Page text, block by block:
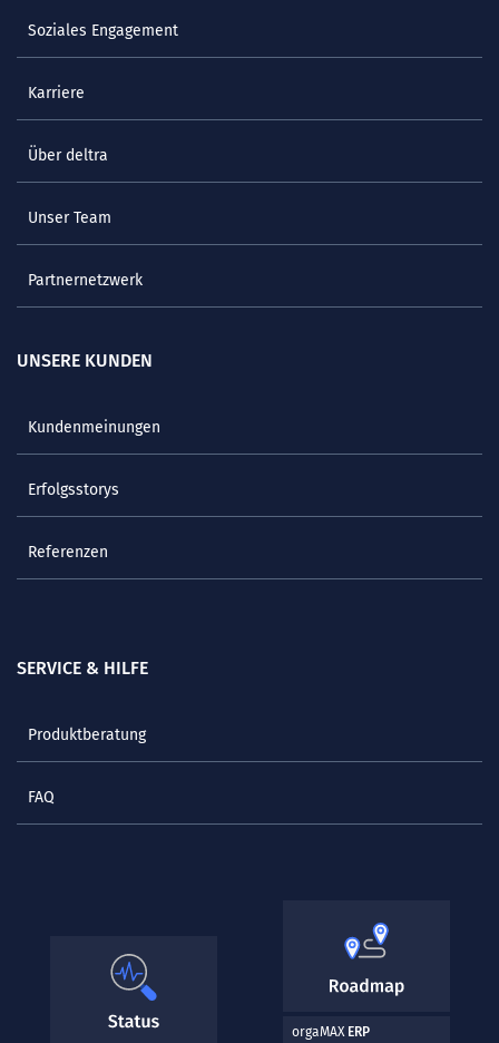
Soziales Engagement
Karriere
Über deltra
Unser Team
Partnernetzwerk
UNSERE KUNDEN
Kundenmeinungen
Erfolgsstorys
Referenzen
SERVICE & HILFE
Produktberatung
FAQ
orgaMAX ERP